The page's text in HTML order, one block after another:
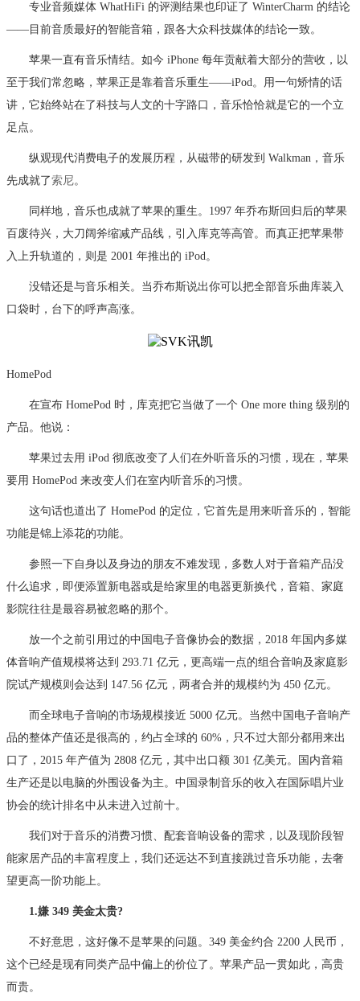
专业音频媒体 WhatHiFi 的评测结果也印证了 WinterCharm 的结论
——目前音质最好的智能音箱，跟各大众科技媒体的结论一致。
苹果一直有音乐情结。如今 iPhone 每年贡献着大部分的营收，以
至于我们常忽略，苹果正是靠着音乐重生——iPod。用一句矫情的话
讲，它始终站在了科技与人文的十字路口，音乐恰恰就是它的一个立
足点。
纵观现代消费电子的发展历程，从磁带的研发到 Walkman，音乐
先成就了索尼。
同样地，音乐也成就了苹果的重生。1997 年乔布斯回归后的苹果
百废待兴，大刀阔斧缩减产品线，引入库克等高管。而真正把苹果带
入上升轨道的，则是 2001 年推出的 iPod。
没错还是与音乐相关。当乔布斯说出你可以把全部音乐曲库装入
口袋时，台下的呼声高涨。
HomePod
在宣布 HomePod 时，库克把它当做了一个 One more thing 级别的
产品。他说：
苹果过去用 iPod 彻底改变了人们在外听音乐的习惯，现在，苹果
要用 HomePod 来改变人们在室内听音乐的习惯。
这句话也道出了 HomePod 的定位，它首先是用来听音乐的，智能
功能是锦上添花的功能。
参照一下自身以及身边的朋友不难发现，多数人对于音箱产品没
什么追求，即便添置新电器或是给家里的电器更新换代，音箱、家庭
影院往往是最容易被忽略的那个。
放一个之前引用过的中国电子音像协会的数据，2018 年国内多媒
体音响产值规模将达到 293.71 亿元，更高端一点的组合音响及家庭影
院试产规模则会达到 147.56 亿元，两者合并的规模约为 450 亿元。
而全球电子音响的市场规模接近 5000 亿元。当然中国电子音响产
品的整体产值还是很高的，约占全球的 60%，只不过大部分都用来出
口了，2015 年产值为 2808 亿元，其中出口额 301 亿美元。国内音箱
生产还是以电脑的外围设备为主。中国录制音乐的收入在国际唱片业
协会的统计排名中从未进入过前十。
我们对于音乐的消费习惯、配套音响设备的需求，以及现阶段智
能家居产品的丰富程度上，我们还远达不到直接跳过音乐功能，去奢
望更高一阶功能上。
1.嫌 349 美金太贵?
不好意思，这好像不是苹果的问题。349 美金约合 2200 人民币，
这个已经是现有同类产品中偏上的价位了。苹果产品一贯如此，高贵
而贵。